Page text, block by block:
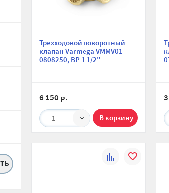
Трехходовой поворотный
клапан Varmega VMMV01-
0808250, ВР 1 1/2"
6 150 р.
1